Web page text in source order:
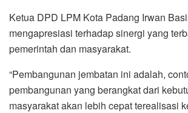
Ketua DPD LPM Kota Padang Irwan
mengapresiasi terhadap sinergi yang
pemerintah dan masyarakat.
“Pembangunan jembatan ini adalah,
pembangunan yang berangkat dari
masyarakat akan lebih cepat terealisasi